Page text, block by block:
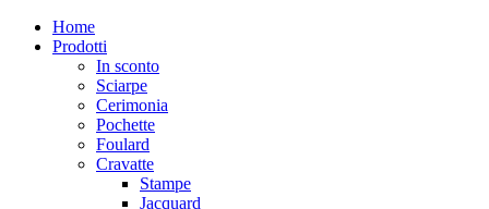
Home
Prodotti
In sconto
Sciarpe
Cerimonia
Pochette
Foulard
Cravatte
Stampe
Jacquard